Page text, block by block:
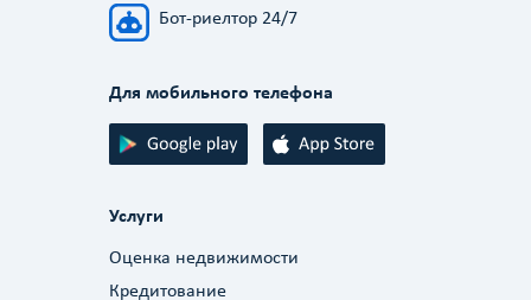
Бот-риелтор 24/7
Для мобильного телефона
Услуги
Оценка недвижимости
Кредитование